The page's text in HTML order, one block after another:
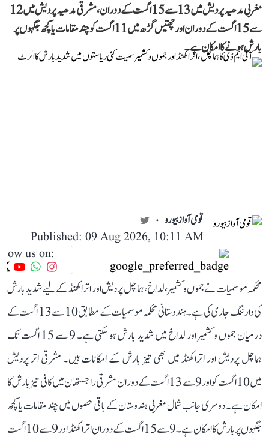
مغربی مدھیہ پردیش میں 13 سے 15 اگست کے دوران، مشرقی مدھیہ پردیش میں 12
سے 15 اگست کے دوران اور چھتیس گڑھ میں 11 اگست کو چند مقامات یا کچھ جگہوں پر
بارش ہونے کا امکان ہے۔
قومی آواز بیورو
Published: 09 Aug 2026, 10:11 AM
us on:
محکمہ موسمیات نے جموں و کشمیر، لداخ، ہماچل پردیش اور اتراکھنڈ کے لیے شدید بارش
کی وارننگ جاری کی ہے۔ ہندوستانی محکمہ موسمیات کے مطابق 10 سے 13 اگست کے
درمیان جموں و کشمیر اور لداخ میں شدید بارش ہو سکتی ہے۔ 9 سے 15 اگست تک
ہماچل پردیش اور اتراکھنڈ میں بھی تیز بارش کے امکانات ہیں۔ مشرقی اتر پردیش
میں 10 اگست کو اور 9 سے 13 اگست کے دوران مشرقی راجستھان میں کافی تیز بارش کا
امکان ہے۔ دوسری جانب شمال مغربی ہندوستان کے باقی حصوں میں چند مقامات یا کچھ
جگہوں پر بارش کا امکان ہے۔ 9 سے 15 اگست کے دوران اتراکھنڈ اور 9 سے 10 اگست